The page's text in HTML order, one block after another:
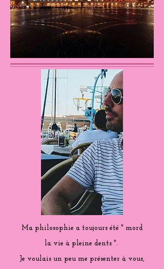
Ma philosophie a toujours été " mord
la vie à pleine dents ".
Je voulais un peu me présenter à vous,